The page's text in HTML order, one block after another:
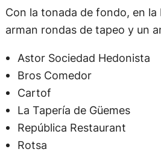
Con la tonada de fondo, en
arman rondas de tapeo y un
Astor Sociedad Hedonista
Bros Comedor
Cartof
La Tapería de Güemes
República Restaurant
Rotsa